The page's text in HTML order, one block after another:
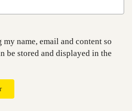
name, email and content so
be stored and displayed in the